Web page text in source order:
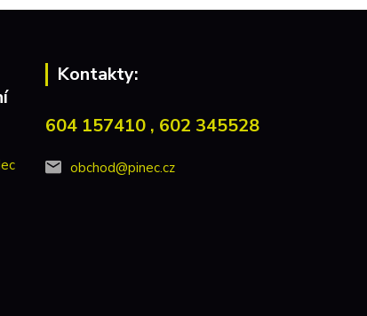
Kontakty:
604 157410 , 602 345528
obchod@pinec.cz